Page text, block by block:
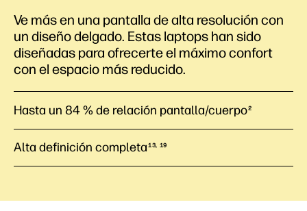
Ve más en una pantalla de alta resolución con
un diseño delgado. Estas laptops han sido
diseñadas para ofrecerte el máximo confort
con el espacio más reducido.
Hasta un 84 % de relación pantalla/cuerpo2
Alta definición completa 13, 19